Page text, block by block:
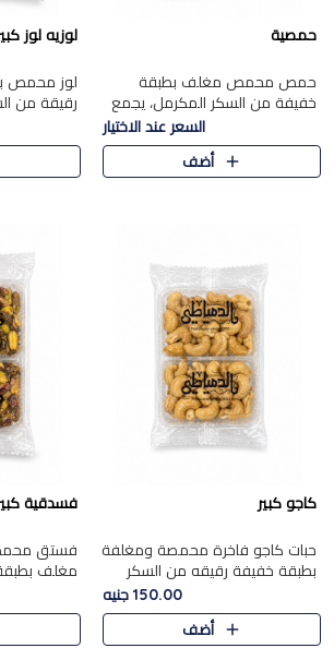
حمصية
حمص محمص مغلف بطبقة
خفيفة من السكر المكرمل، يجمع
بين القرمشة المميزة والطعم
الشرقي الأصيل في واحدة من أشهر
حلويات الموسم.
السعر عند الاختيار
أضف
لوزيه لوز
لوز محمص
رقيقة من
قرمشة
فخامة
كاجو كبير
حبات كاجو فاخرة محمصة ومغلفة
بطبقة خفيفة رقيقه من السكر
المكرمل، تجمع بين توازن النعومة
زبدية غنية فاخرة والقرمشة
المرضية في حلوى شرقية بطاب..
150.00 جنيه
أضف
فسدقية
فستق محمص
مغلف
المكرمل،
شرقية
كل قطعة